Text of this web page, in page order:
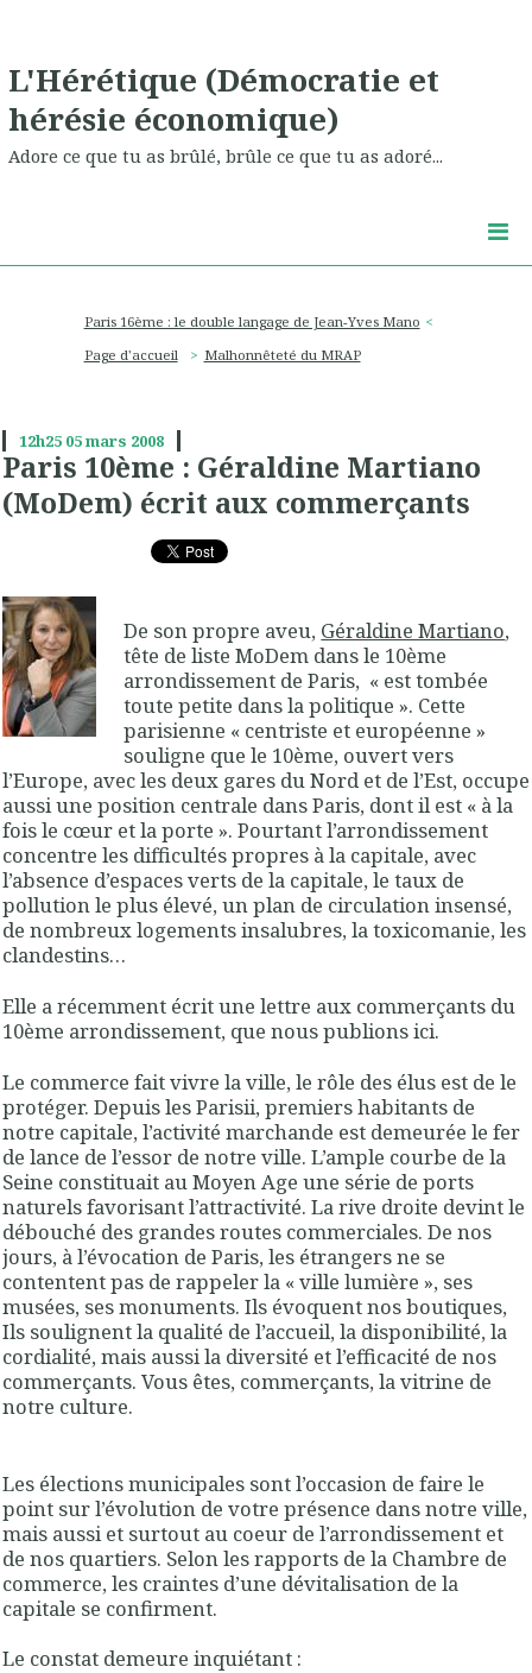
L'Hérétique (Démocratie et
hérésie économique)
Adore ce que tu as brûlé, brûle ce que tu as adoré...
Paris 16ème : le double langage de Jean-Yves Mano
Page d'accueil
Malhonnêteté du MRAP
12h25 05mars 2008
Paris 10ème : Géraldine Martiano
(MoDem) écrit aux commerçants
De son propre aveu, Géraldine Martiano,
tête de listeMoDem dans le 10ème
arrondissement de Paris, « est tombée
toute petite dans la politique ». Cette
parisienne « centriste et européenne »
souligne que le 10ème, ouvert vers
l’Europe, avec les deux gares du Nord et de l’Est, occupe
aussi une position centrale dans Paris, dont il est « à la
fois le cœur et la porte ». Pourtant l’arrondissement
concentre les difficultés propres à la capitale, avec
l’absence d’espaces verts de la capitale, le taux de
pollution le plus élevé, un plan de circulation insensé,
de nombreux logements insalubres, la toxicomanie, les
clandestins…
Elle a récemment écrit une lettre aux commerçants du
10ème arrondissement, que nous publions ici.
Le commerce fait vivre la ville, le rôle des élus est de le
protéger. Depuis les Parisii, premiers habitants de
notre capitale, l’activité marchande est demeurée le fer
de lance de l’essor de notre ville. L’ample courbe de la
Seine constituait au Moyen Age une série de ports
naturels favorisant l’attractivité. La rive droite devint le
débouché des grandes routes commerciales. De nos
jours, à l’évocation de Paris, les étrangers ne se
contentent pas de rappeler la « ville lumière », ses
musées, ses monuments. Ils évoquent nos boutiques,
Ils soulignent la qualité de l’accueil, la disponibilité, la
cordialité, mais aussi la diversité et l’efficacité de nos
commerçants. Vous êtes, commerçants, la vitrine de
notre culture.
Les élections municipales sont l’occasion de faire le
point sur l’évolution de votre présence dans notre ville,
mais aussi et surtout au coeur de l’arrondissement et
de nos quartiers. Selon les rapports de la Chambre de
commerce, les craintes d’une dévitalisation de la
capitale se confirment.
Le constat demeure inquiétant :